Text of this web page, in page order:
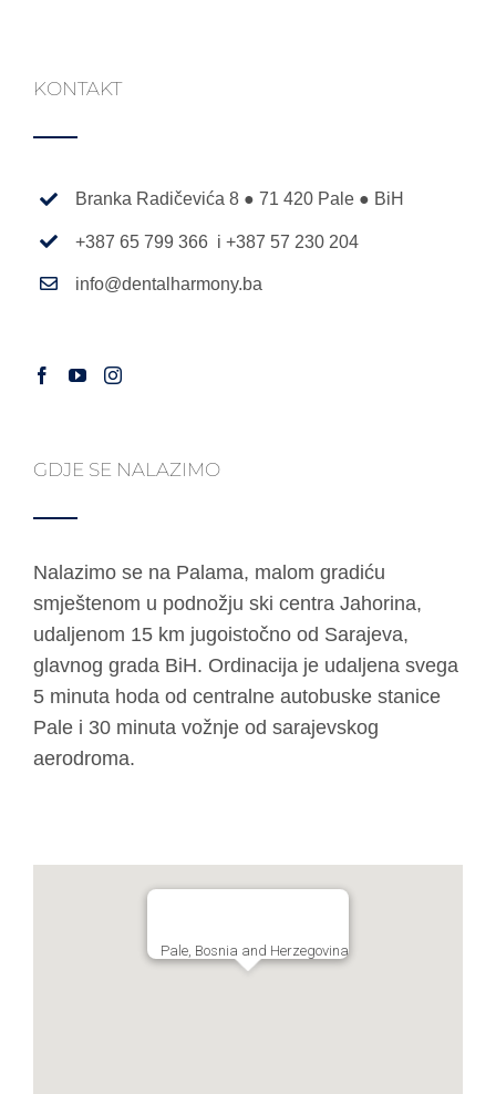
KONTAKT
Branka Radičevića 8 ● 71 420 Pale ● BiH
+387 65 799 366 i +387 57 230 204
info@dentalharmony.ba
GDJE SE NALAZIMO
Nalazimo se na Palama, malom gradiću
smještenom u podnožju ski centra Jahorina,
udaljenom 15 km jugoistočno od Sarajeva,
glavnog grada BiH. Ordinacija je udaljena svega
5 minuta hoda od centralne autobuske stanice
Pale i 30 minuta vožnje od sarajevskog
aerodroma.
Pale, Bosnia and Herzegovina